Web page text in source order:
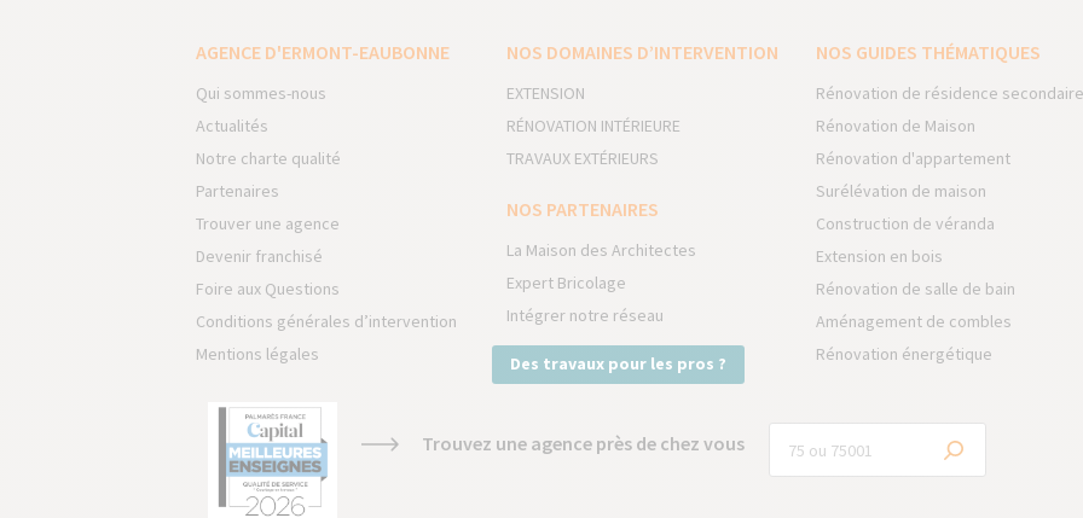
AGENCE D'ERMONT-EAUBONNE
Qui sommes-nous
Actualités
Notre charte qualité
Partenaires
Trouver une agence
Devenir franchisé
Foire aux Questions
Conditions générales d’intervention
Mentions légales
NOS DOMAINES D’INTERVENTION
EXTENSION
RÉNOVATION INTÉRIEURE
TRAVAUX EXTÉRIEURS
NOS PARTENAIRES
La Maison des Architectes
Expert Bricolage
Intégrer notre réseau
Des travaux pour les pros ?
NOS GUIDES THÉMATIQUES
Rénovation de résidence secondaire
Rénovation de Maison
Rénovation d'appartement
Surélévation de maison
Construction de véranda
Extension en bois
Rénovation de salle de bain
Aménagement de combles
Rénovation énergétique
Trouvez une agence près de chez vous